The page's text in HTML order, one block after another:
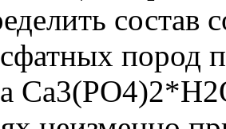
состав
пород